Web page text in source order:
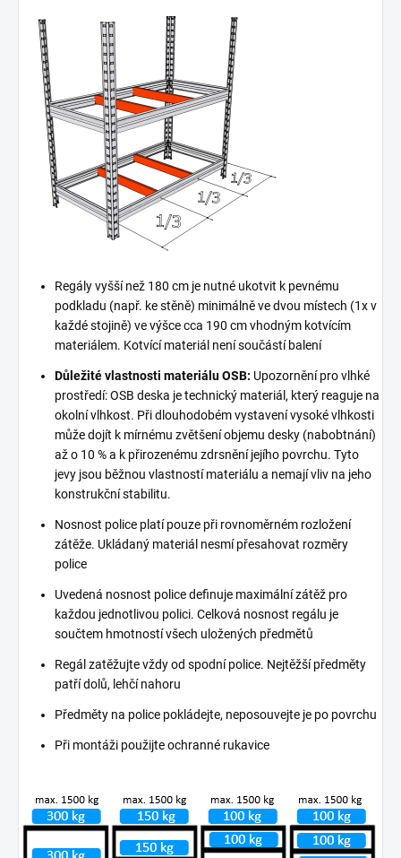
Regály vyšší než 180 cm je nutné ukotvit k pevnému
podkladu (např. ke stěně) minimálně ve dvou místech (1x v
každé stojině) ve výšce cca 190 cm vhodným kotvícím
materiálem. Kotvící materiál není součástí balení
Důležité vlastnosti materiálu OSB: Upozornění pro vlhké
prostředí: OSB deska je technický materiál, který reaguje na
okolní vlhkost. Při dlouhodobém vystavení vysoké vlhkosti
může dojít k mírnému zvětšení objemu desky (nabobtnání)
až o 10 % a k přirozenému zdrsnění jejího povrchu. Tyto
jevy jsou běžnou vlastností materiálu a nemají vliv na jeho
konstrukční stabilitu.
Nosnost police platí pouze při rovnoměrném rozložení
zátěže. Ukládaný materiál nesmí přesahovat rozměry
police
Uvedená nosnost police definuje maximální zátěž pro
každou jednotlivou polici. Celková nosnost regálu je
součtem hmotností všech uložených předmětů
Regál zatěžujte vždy od spodní police. Nejtěžší předměty
patří dolů, lehčí nahoru
Předměty na police pokládejte, neposouvejte je po povrchu
Při montáži použijte ochranné rukavice